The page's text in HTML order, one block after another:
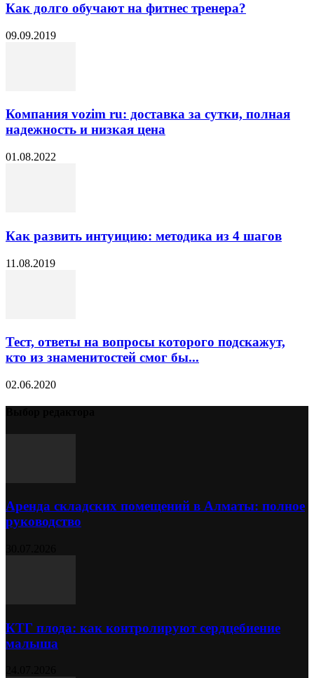
Как долго обучают на фитнес тренера?
09.09.2019
Компания vozim ru: доставка за сутки, полная
надежность и низкая цена
01.08.2022
Как развить интуицию: методика из 4 шагов
11.08.2019
Тест, ответы на вопросы которого подскажут,
кто из знаменитостей смог бы...
02.06.2020
Аренда складских помещений в Алматы: полное
руководство
КТГ плода: как контролируют сердцебиение
малыша